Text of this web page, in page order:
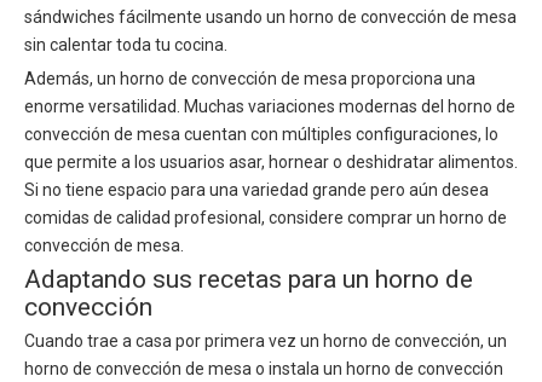
sándwiches fácilmente usando un horno de convección de mesa
sin calentar toda tu cocina.
Además, un horno de convección de mesa proporciona una
enorme versatilidad. Muchas variaciones modernas del horno de
convección de mesa cuentan con múltiples configuraciones, lo
que permite a los usuarios asar, hornear o deshidratar alimentos.
Si no tiene espacio para una variedad grande pero aún desea
comidas de calidad profesional, considere comprar un horno de
convección de mesa.
Adaptando sus recetas para un horno de
convección
Cuando trae a casa por primera vez un horno de convección, un
horno de convección de mesa o instala un horno de convección